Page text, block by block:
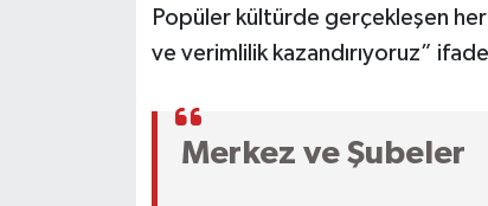
Popüler kültürde gerçekleşen
ve verimlilik kazandırıyoruz”
Merkez ve Şubeler